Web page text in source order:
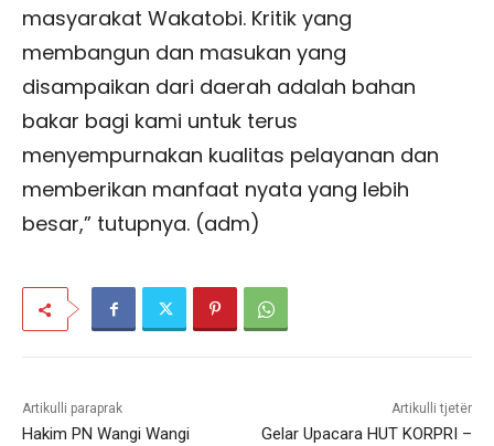
masyarakat Wakatobi. Kritik yang
membangun dan masukan yang
disampaikan dari daerah adalah bahan
bakar bagi kami untuk terus
menyempurnakan kualitas pelayanan dan
memberikan manfaat nyata yang lebih
besar,” tutupnya. (adm)
Artikulli paraprak
Hakim PN Wangi Wangi
Artikulli tjetër
Gelar Upacara HUT KORPRI –